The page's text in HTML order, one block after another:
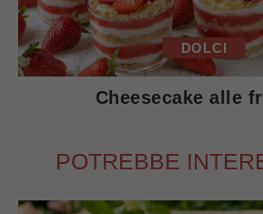
DOLCI
Cheesecake alle
POTREBBE